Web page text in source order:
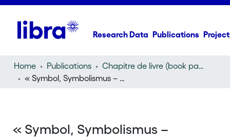
Research Data Publications
Home Publications
Chapitre de livre (book part)
« Symbol, Symbolismus – Bildende Kunst »
« Symbol, Symbolismus –